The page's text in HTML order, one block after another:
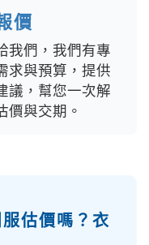
價
我們，我們有專
求與預算，提供
議，幫您一次解
價與交期。
估價嗎？衣